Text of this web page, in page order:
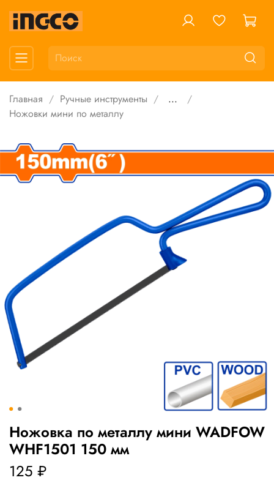
Главная Ручные инструменты
...
Ножовки мини по металлу
Ножовка по металлу мини WADFOW
WHF1501 150 мм
125 ₽